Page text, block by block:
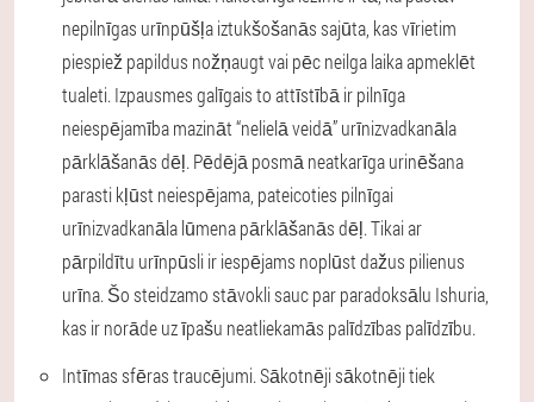
nepilnīgas urīnpūšļa iztukšošanās sajūta, kas vīrietim
piespiež papildus nožņaugt vai pēc neilga laika apmeklēt
tualeti. Izpausmes galīgais to attīstībā ir pilnīga
neiespējamība mazināt “nelielā veidā” urīnizvadkanāla
pārklāšanās dēļ. Pēdējā posmā neatkarīga urinēšana
parasti kļūst neiespējama, pateicoties pilnīgai
urīnizvadkanāla lūmena pārklāšanās dēļ. Tikai ar
pārpildītu urīnpūsli ir iespējams noplūst dažus pilienus
urīna. Šo steidzamo stāvokli sauc par paradoksālu Ishuria,
kas ir norāde uz īpašu neatliekamās palīdzības palīdzību.
Intīmas sfēras traucējumi.Sākotnēji sākotnēji tiek